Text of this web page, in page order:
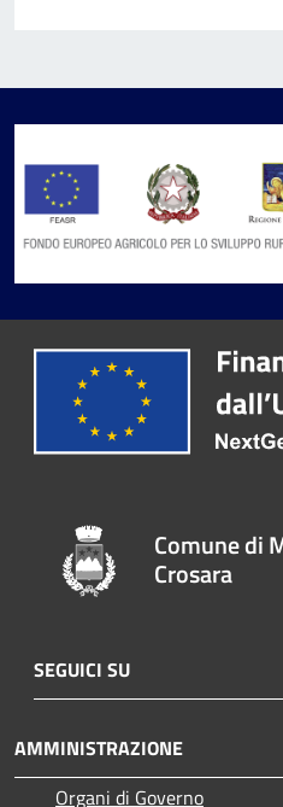
Comune di
Crosara
SEGUICI SU
AMMINISTRAZIONE
Organi di Governo